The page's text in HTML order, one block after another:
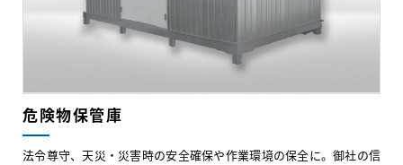
危険物保管庫
法令尊守、天災・災害時の安全確保や作業環境の保全に。御社の信